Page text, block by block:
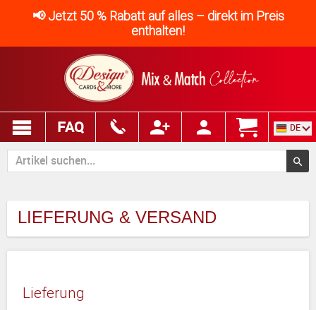
📢 Jetzt 50 % Rabatt auf alles – direkt im Preis
enthalten!
FAQ DE
LIEFERUNG & VERSAND
Lieferung